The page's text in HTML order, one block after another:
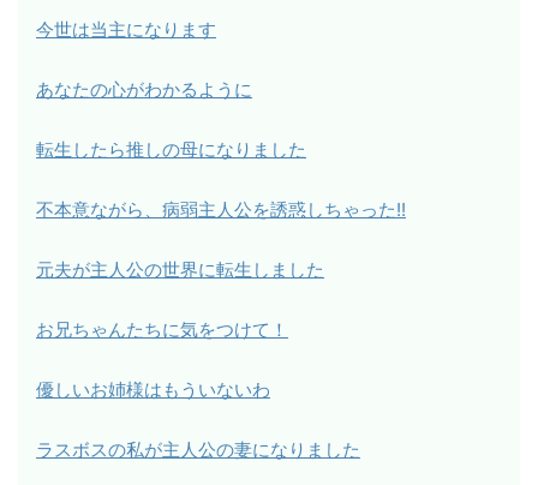
今世は当主になります
あなたの心がわかるように
転生したら推しの母になりました
不本意ながら、病弱主人公を誘惑しちゃった!!
元夫が主人公の世界に転生しました
お兄ちゃんたちに気をつけて！
優しいお姉様はもういないわ
ラスボスの私が主人公の妻になりました